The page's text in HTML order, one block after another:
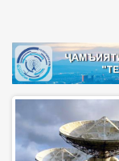
main
content